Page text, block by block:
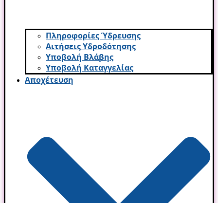
Πληροφορίες Ύδρευσης
Αιτήσεις Υδροδότησης
Υποβολή Βλάβης
Υποβολή Καταγγελίας
Αποχέτευση